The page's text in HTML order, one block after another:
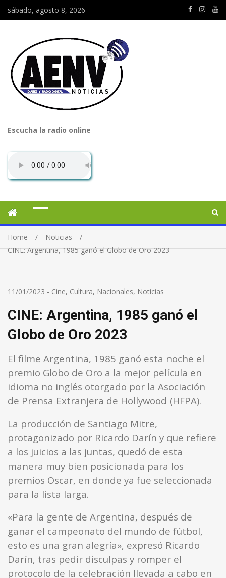
sábado, agosto 8, 2026
Escucha la radio online
Home
Noticias
CINE: Argentina, 1985 ganó el Globo de Oro 2023
11/01/2023 - Cine, Cultura, Nacionales, Noticias
CINE: Argentina, 1985 ganó el
Globo de Oro 2023
El filme Argentina, 1985 ganó esta noche el
premio Globo de Oro a la mejor película en
idioma no inglés otorgado por la Asociación
de Prensa Extranjera de Hollywood (HFPA).
La producción de Santiago Mitre,
protagonizado por Ricardo Darín y que refiere
a los juicios a las juntas, quedó de esta
manera muy bien posicionada para los
premios Oscar, en donde ya fue seleccionada
para la lista larga.
«Para la gente de Argentina, después de
ganar el campeonato del mundo de fútbol,
esto es una gran alegría», expresó Ricardo
Darín, tras pedir disculpas y romper el
protocolo de la celebración llevada a cabo en